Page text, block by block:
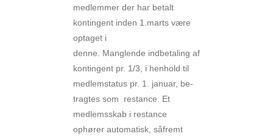
medlemmer der har betalt
kontingent inden 1.marts være
optaget i
denne. Manglende indbetaling af
kontingent pr. 1/3, i henhold til
medlemstatus pr. 1. januar, be-
tragtes som restance. Et
medlemsskab i restance
ophører automatisk, såfremt